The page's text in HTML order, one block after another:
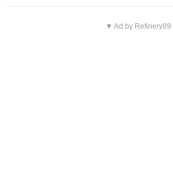
▼ Ad by Refinery89